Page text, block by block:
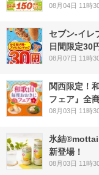
08月04日 11時
セブン‐イ
日間限定30
08月07日 11時
関西限定！
フェア』全
08月03日 11時
氷結
新登場！
08月03日 11時